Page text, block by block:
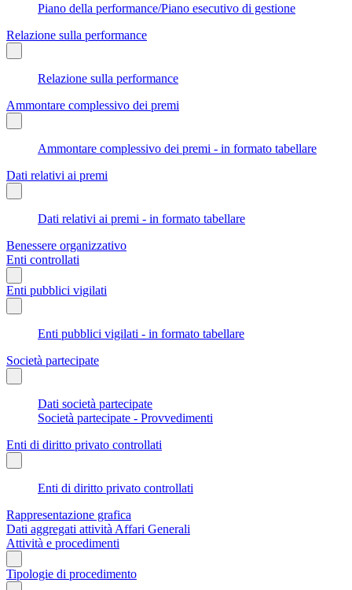
Piano della performance/Piano esecutivo di gestione
Relazione sulla performance
Relazione sulla performance
Ammontare complessivo dei premi
Ammontare complessivo dei premi - in formato tabellare
Dati relativi ai premi
Dati relativi ai premi - in formato tabellare
Benessere organizzativo
Enti controllati
Enti pubblici vigilati
Enti pubblici vigilati - in formato tabellare
Società partecipate
Dati società partecipate
Società partecipate - Provvedimenti
Enti di diritto privato controllati
Enti di diritto privato controllati
Rappresentazione grafica
Dati aggregati attività Affari Generali
Attività e procedimenti
Tipologie di procedimento